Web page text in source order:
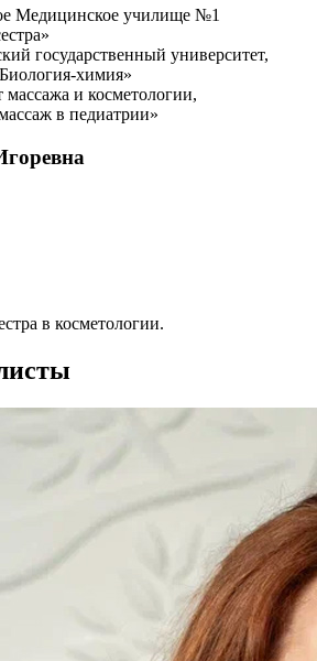
Медицинское училище №1
государственный университет,
химия»
массажа и косметологии,
в педиатрии»
в косметологии.